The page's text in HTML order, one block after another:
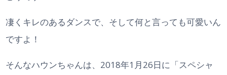
凄くキレのあるダンスで、そして何と言っても可愛いん
ですよ！
そんなハウンちゃんは、2018年1月26日に「スペシャ